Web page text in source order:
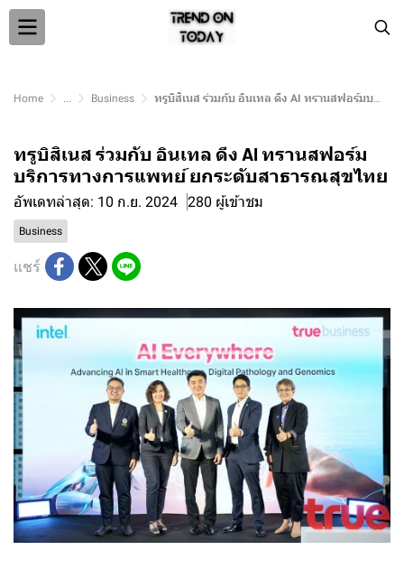
Home ... Business ทรูบิสิเนส ร่วมกับ อินเทล ดึง AI ทรานสฟอร์มบริการทางการแพทย์ ยกระดับสาธารณสุขไทย
ทรูบิสิเนส ร่วมกับ อินเทล ดึง AI ทรานสฟอร์ม
บริการทางการแพทย์ ยกระดับสาธารณสุขไทย
อัพเดทล่าสุด: 10 ก.ย. 2024 280 ผู้เข้าชม
Business
แชร์